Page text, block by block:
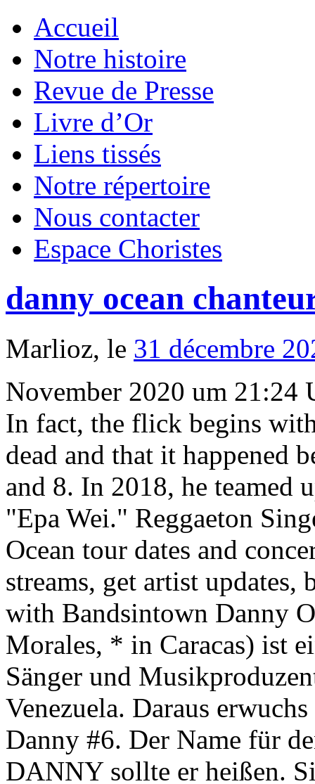
Accueil
Notre histoire
Revue de Presse
Livre d’Or
Liens tissés
Notre répertoire
Nous contacter
Espace Choristes
danny ocean
Marlioz, le 31 décembre
November 2020 um 21:24
In fact, the flick begins
dead and that it happened
and 8. In 2018, he
"Epa Wei." Reggaeton
Ocean tour dates and
streams, get artist
with Bandsintown Danny
Morales, * in Caracas) ist
Sänger und
Venezuela. Daraus
Danny #6. Der Name für
DANNY sollte er heißen.